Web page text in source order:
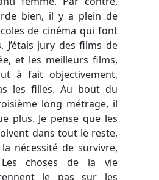
bien, il y a plein de
de cinéma qui font
J’étais jury des films de
et les meilleurs films,
à fait objectivement,
les filles. Au bout du
long métrage, il
plus. Je pense que les
dans tout le reste,
nécessité de survivre,
choses de la vie
le pas sur les